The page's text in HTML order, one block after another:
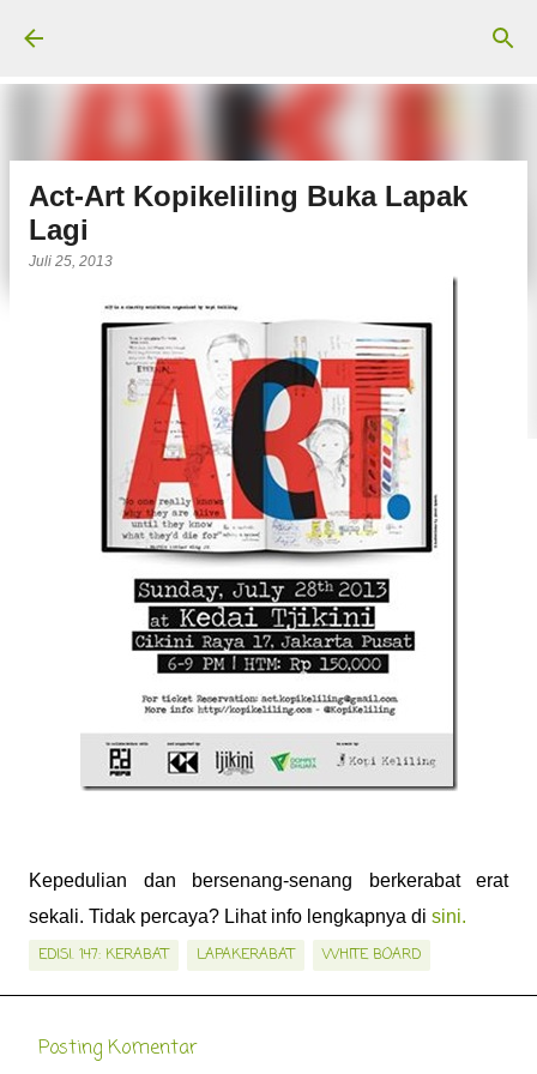
Act-Art Kopikeliling Buka Lapak
Lagi
Juli 25, 2013
Kepedulian dan bersenang-senang berkerabat erat
sekali. Tidak percaya? Lihat info lengkapnya di sini.
EDISI. 147: KERABAT LAPAKERABAT WHITE BOARD
Posting Komentar